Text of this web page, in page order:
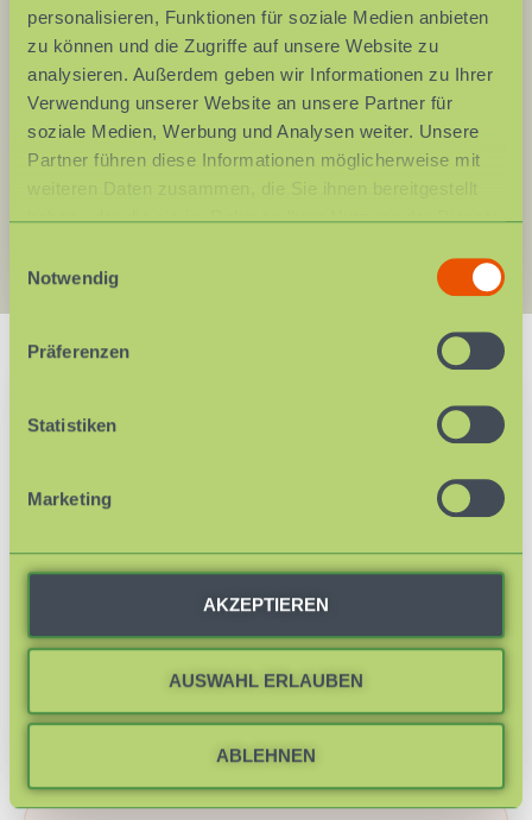
personalisieren, Funktionen für soziale Medien anbieten
zu können und die Zugriffe auf unsere Website zu
analysieren. Außerdem geben wir Informationen zu Ihrer
Verwendung unserer Website an unsere Partner für
soziale Medien, Werbung und Analysen weiter. Unsere
Partner führen diese Informationen möglicherweise mit
weiteren Daten zusammen, die Sie ihnen bereitgestellt
haben oder die sie im Rahmen Ihrer Nutzung der Dienste
Notwendig
Präferenzen
Statistiken
Marketing
AKZEPTIEREN
AUSWAHL ERLAUBEN
ABLEHNEN
2013–
2014
STB Übungsleiterin Eltern-Kind /
Kleinkindturnen (C-Lizenz)
2011–
2025
Regelmäßige Auffrischung Erste-Hilfe
am Kind
Turnerbund)
KURSE & FORTBILDUNGEN
Eltern und pädagogische Fachkräfte – rund
um Resilienz, Selbstbehauptung und